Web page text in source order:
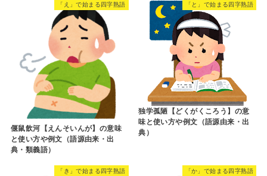
「え」で始まる四字熟語
偃鼠飲河【えんそいんが】の意味
と使い方や例文（語源由来・出
典・類義語）
「と」で始まる四字熟語
独学孤陋【どくがくころう】の意
味と使い方や例文（語源由来・出
典）
「き」で始まる四字熟語 「か」で始まる四字熟語